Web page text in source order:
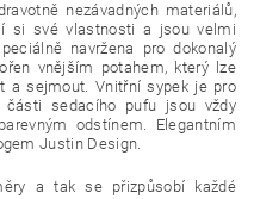
nezávadných materiálů,
si své vlastnosti a jsou velmi
navržena pro dokonalý
vnějším potahem, který lze
a sejmout. Vnitřní sypek je pro
části sedacího pufu jsou vždy
odstínem. Elegantním
Justin Design.
a tak se přizpůsobí každé